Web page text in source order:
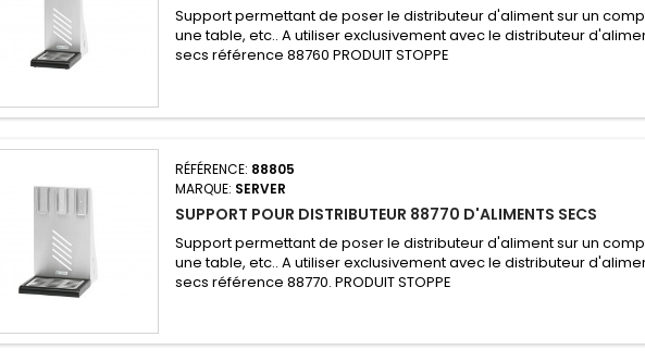
Support permettant de poser le distributeur d'aliment sur un
une table, etc.. A utiliser exclusivement avec le distributeur
secs référence 88760 PRODUIT STOPPE
RÉFÉRENCE: 88805
MARQUE: SERVER
SUPPORT POUR DISTRIBUTEUR 88770 D'ALIMENTS SECS
Support permettant de poser le distributeur d'aliment sur un
une table, etc.. A utiliser exclusivement avec le distributeur
secs référence 88770. PRODUIT STOPPE